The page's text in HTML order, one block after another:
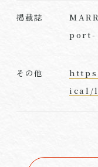
掲載誌
port-
その他
ical/